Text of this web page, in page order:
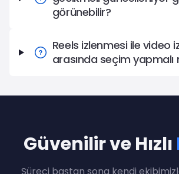
görünebilir?
Reels izlenmesi ile video
arasında seçim yapmalı
Güvenilir ve Hızlı